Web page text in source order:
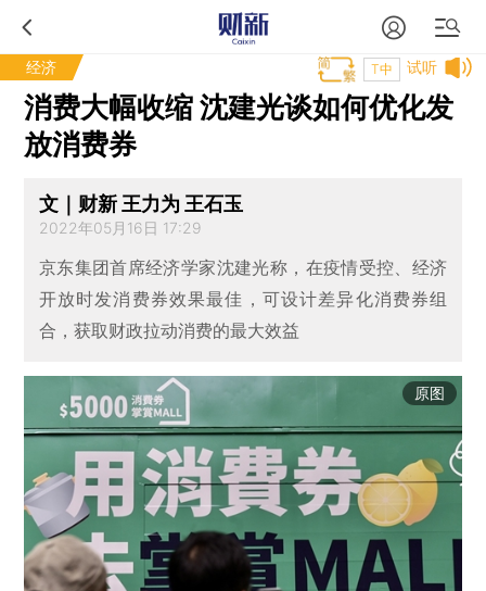
经济 试听
T中
消费大幅收缩 沈建光谈如何优化发
放消费券
文｜财新 王力为 王石玉
2022年05月16日 17:29
京东集团首席经济学家沈建光称，在疫情受控、经济
开放时发消费券效果最佳，可设计差异化消费券组
合，获取财政拉动消费的最大效益
原图